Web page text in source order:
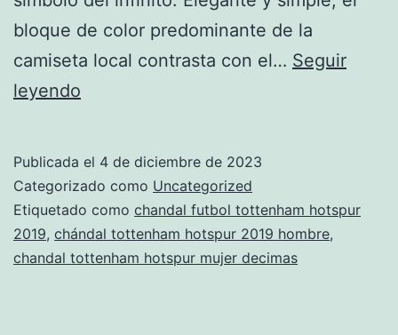
bloque de color predominante de la
camiseta local contrasta con el… Seguir
leyendo
hotspur
12
champions
Publicada el 4 de diciembre de 2023
Categorizado como Uncategorized
Etiquetado como chandal futbol tottenham hotspur
2019, chándal tottenham hotspur 2019 hombre,
chandal tottenham hotspur mujer decimas